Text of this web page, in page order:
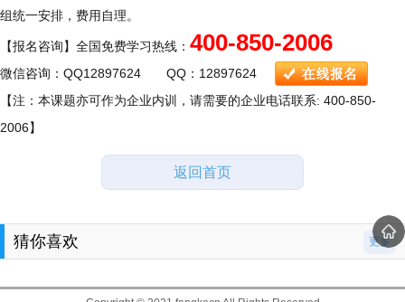
组统一安排，费用自理。
【报名咨询】全国免费学习热线： 400-850-2006
微信咨询：QQ12897624 QQ：12897624
【注：本课题亦可作为企业内训，请需要的企业电话联系: 400-850-
2006】
返回首页
猜你喜欢 更多